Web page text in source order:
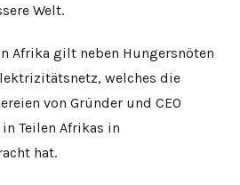
Welt.
Afrika gilt neben Hungersnöten
welches die
von Gründer und CEO
Teilen Afrikas in
hat.